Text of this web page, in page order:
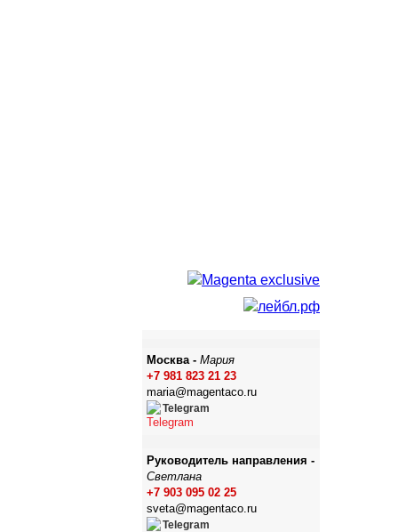
Москва - Мария
+7 981 823 21 23
maria@magentaco.ru
Telegram
Руководитель направления -
Светлана
+7 903 095 02 25
sveta@magentaco.ru
Telegram